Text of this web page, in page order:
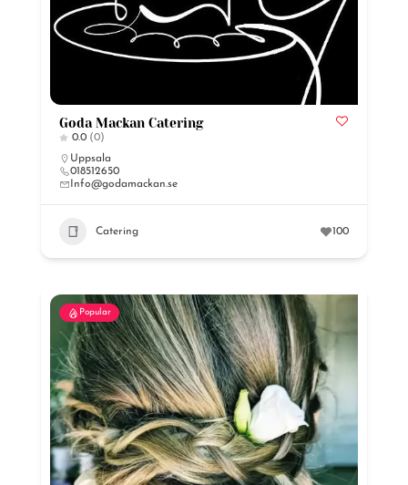
Goda Mackan Catering
0.0 (0)
Uppsala
018512650
Info@godamackan.se
Catering 100
Popular